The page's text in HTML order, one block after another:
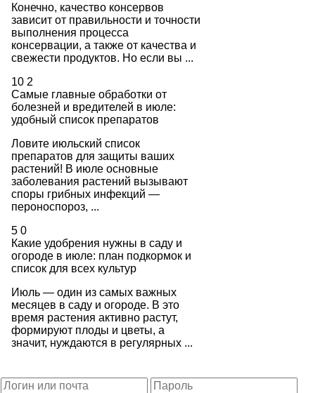
Конечно, качество консервов
зависит от правильности и точности
выполнения процесса
консервации, а также от качества и
свежести продуктов. Но если вы ...
10 2
Самые главные обработки от
болезней и вредителей в июле:
удобный список препаратов
Ловите июльский список
препаратов для защиты ваших
растений! В июле основные
заболевания растений вызывают
споры грибных инфекций —
пероноспороз, ...
5 0
Какие удобрения нужны в саду и
огороде в июле: план подкормок и
список для всех культур
Июль — один из самых важных
месяцев в саду и огороде. В это
время растения активно растут,
формируют плоды и цветы, а
значит, нуждаются в регулярных ...